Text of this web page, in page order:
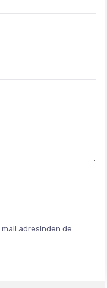
mail adresinden de